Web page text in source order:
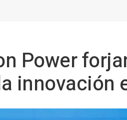
Power
innovación